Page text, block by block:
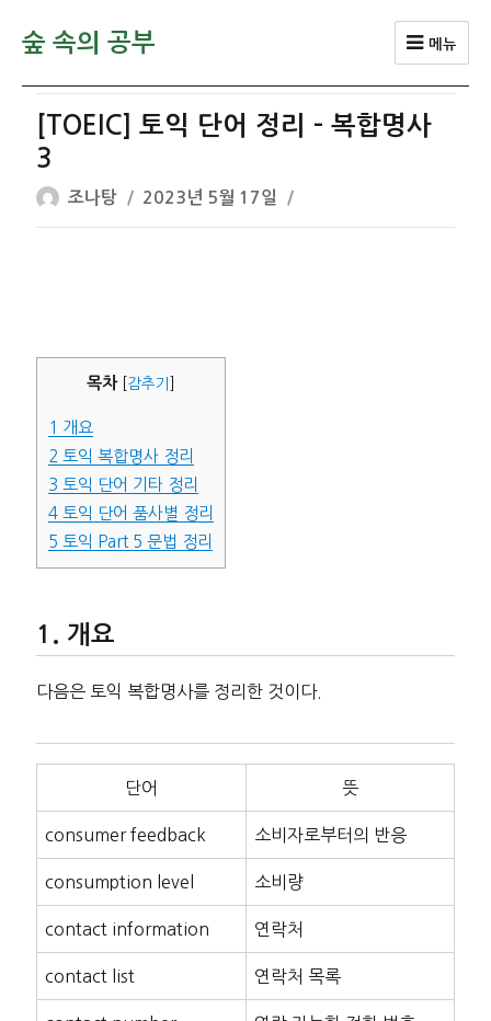
숲 속의 공부 메뉴
[TOEIC] 토익 단어 정리 – 복합명사
3
글
쓴
조나탕
작
성
2023년 5월 17일
목차 감추기
1 개요
2 토익 복합명사 정리
3 토익 단어 기타 정리
4토익 단어 품사별 정리
5 토익 Part 5 문법 정리
개요
다음은 토익 복합명사를 정리한 것이다.
단어 뜻
consumer feedback 소비자로부터의 반응
consumption level 소비량
contact information 연락처
contact list 연락처 목록